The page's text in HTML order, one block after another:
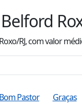
RJ, com valor
Bom Pastor
Graças